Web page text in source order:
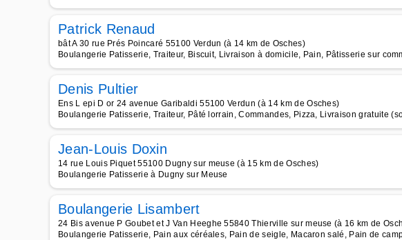
Patrick Renaud
bât A 30 rue Prés Poincaré 55100 Verdun (à 14 km de Osches)
Boulangerie Patisserie, Traiteur, Biscuit, Livraison à domicile, Pain, Pâtisserie sur
Denis Pultier
Ens L epi D or 24 avenue Garibaldi 55100 Verdun (à 14 km de Osches)
Boulangerie Patisserie, Traiteur, Pâté lorrain, Commandes, Pizza, Livraison gratuite
Jean-Louis Doxin
14 rue Louis Piquet 55100 Dugny sur meuse (à 15 km de Osches)
Boulangerie Patisserie à Dugny sur Meuse
Boulangerie Lisambert
24 Bis avenue P Goubet et J Van Heeghe 55840 Thierville sur meuse (à 16 km de
Boulangerie Patisserie, Pain aux céréales, Pain de seigle, Macaron salé, Pain de